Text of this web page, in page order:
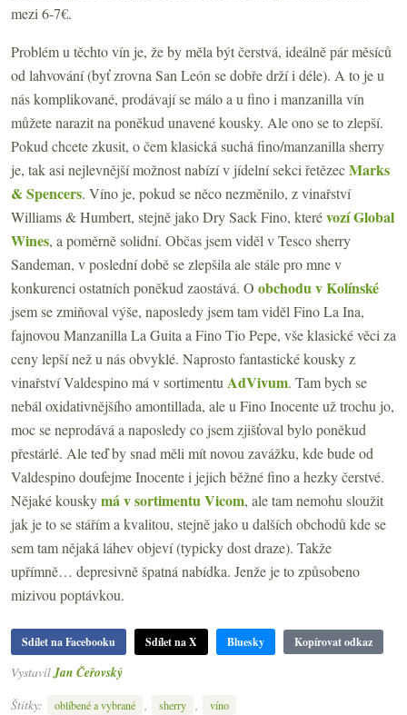
mezi 6-7€.
Problém u těchto vín je, že by měla být čerstvá, ideálně pár měsíců
od lahvování (byť zrovna San León se dobře drží i déle). A to je u
nás komplikované, prodávají se málo a u fino i manzanilla vín
můžete narazit na poněkud unavené kousky. Ale ono se to zlepší.
Pokud chcete zkusit, o čem klasická suchá fino/manzanilla sherry
je, tak asi nejlevnější možnost nabízí v jídelní sekci řetězecMarks
& Spencers. Víno je, pokud se něco nezměnilo, z vinařství
Williams & Humbert, stejně jako Dry Sack Fino, kterévozí Global
Wines, a poměrně solidní. Občas jsem viděl v Tesco sherry
Sandeman, v poslední době se zlepšila ale stále pro mne v
konkurenci ostatních poněkud zaostává. O obchodu v Kolínské
jsem se zmiňoval výše, naposledy jsem tam viděl Fino La Ina,
fajnovou Manzanilla La Guita a Fino Tio Pepe, vše klasické věci za
ceny lepší než u nás obvyklé. Naprosto fantastické kousky z
vinařství Valdespino má v sortimentu AdVivum. Tam bych se
nebál oxidativnějšího amontillada, ale u Fino Inocente už trochu jo,
moc se neprodává a naposledy co jsem zjišťoval bylo poněkud
přestárlé. Ale teď by snad měli mít novou zavážku, kde bude od
Valdespino doufejme Inocente i jejich běžné fino a hezky čerstvé.
Nějaké kouskymá v sortimentu Vicom, ale tam nemohu sloužit
jak je to se stářím a kvalitou, stejně jako u dalších obchodů kde se
sem tam nějaká láhev objeví (typicky dost draze). Takže
upřímně… depresivně špatná nabídka. Jenže je to způsobeno
mizivou poptávkou.
Sdílet na Facebooku Sdílet na X Bluesky Kopírovat odkaz
Vystavil Jan Čeřovský
Štítky:
oblíbené a vybrané , sherry , víno